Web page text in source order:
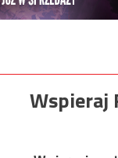
Wspieraj